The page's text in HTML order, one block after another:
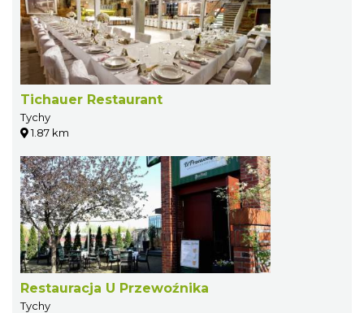
Tichauer Restaurant
Tychy
1.87 km
Restauracja U Przewoźnika
Tychy